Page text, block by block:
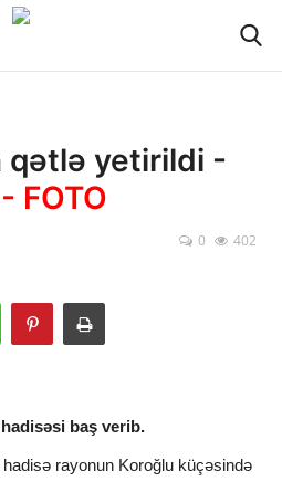
qətlə yetirildi -
FOTO
0 402
baş verib.
rayonun Koroğlu küçəsində